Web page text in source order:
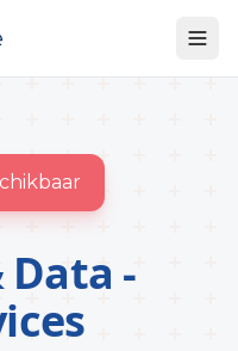
Data -